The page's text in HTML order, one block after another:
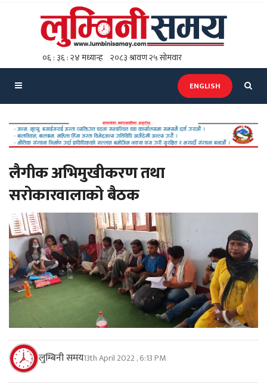
ENGLISH
लैगीक अभिमुखीकरण तथा
सरोकारवालाको बैठक
लुम्बिनी समय13th April 2022 , 6:13 PM